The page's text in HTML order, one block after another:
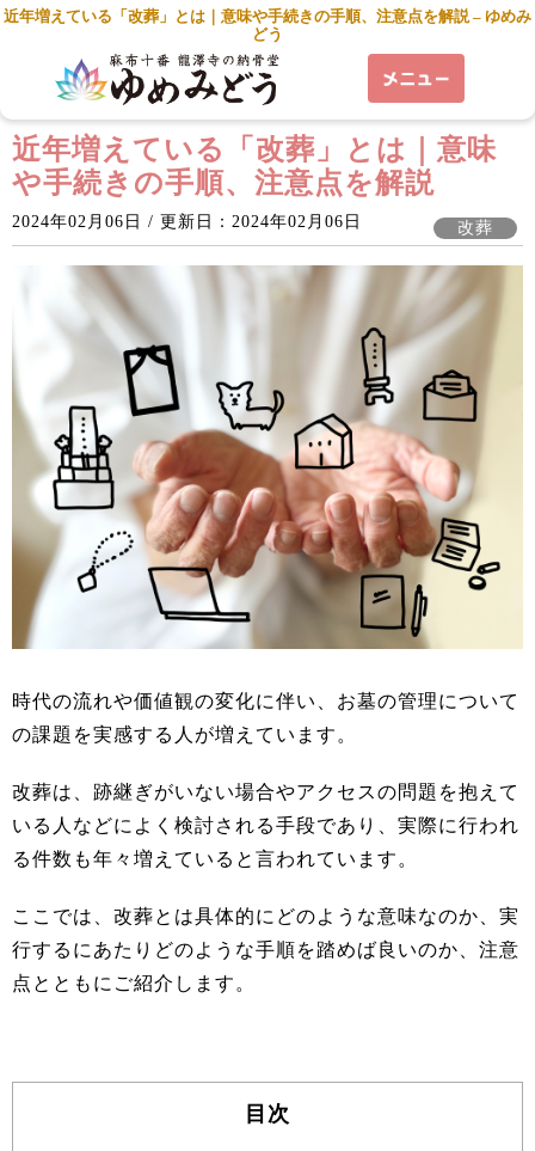
近年増えている「改葬」とは｜意味や手続きの手順、注意点を解説 – ゆめみ
どう
近年増えている「改葬」とは｜意味
や手続きの手順、注意点を解説
2024年02月06日 / 更新日：2024年02月06日 改葬
時代の流れや価値観の変化に伴い、お墓の管理について
の課題を実感する人が増えています。
改葬は、跡継ぎがいない場合やアクセスの問題を抱えて
いる人などによく検討される手段であり、実際に行われ
る件数も年々増えていると言われています。
ここでは、改葬とは具体的にどのような意味なのか、実
行するにあたりどのような手順を踏めば良いのか、注意
点とともにご紹介します。
目次